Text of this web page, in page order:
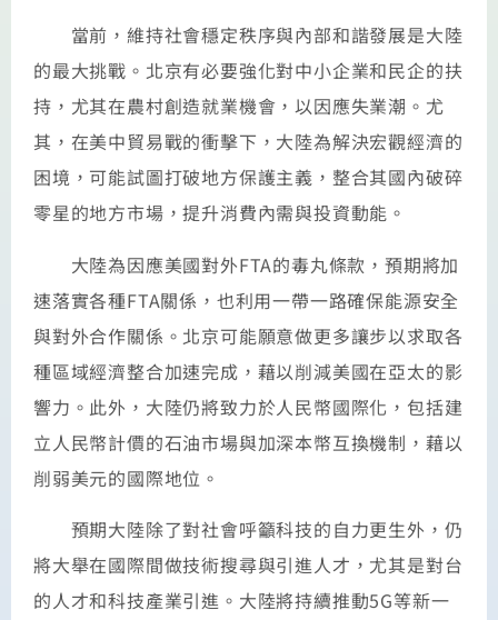
當前，維持社會穩定秩序與內部和諧發展是大陸
的最大挑戰。北京有必要強化對中小企業和民企的扶
持，尤其在農村創造就業機會，以因應失業潮。尤
其，在美中貿易戰的衝擊下，大陸為解決宏觀經濟的
困境，可能試圖打破地方保護主義，整合其國內破碎
零星的地方市場，提升消費內需與投資動能。
大陸為因應美國對外FTA的毒丸條款，預期將加
速落實各種FTA關係，也利用一帶一路確保能源安全
與對外合作關係。北京可能願意做更多讓步以求取各
種區域經濟整合加速完成，藉以削減美國在亞太的影
響力。此外，大陸仍將致力於人民幣國際化，包括建
立人民幣計價的石油市場與加深本幣互換機制，藉以
削弱美元的國際地位。
預期大陸除了對社會呼籲科技的自力更生外，仍
將大舉在國際間做技術搜尋與引進人才，尤其是對台
的人才和科技產業引進。大陸將持續推動5G等新一